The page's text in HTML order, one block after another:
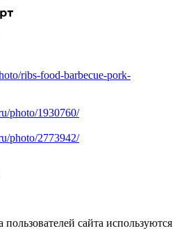
ribs-food-barbecue-pork-
photo/1930760/
photo/2773942/
пользователей сайта используются